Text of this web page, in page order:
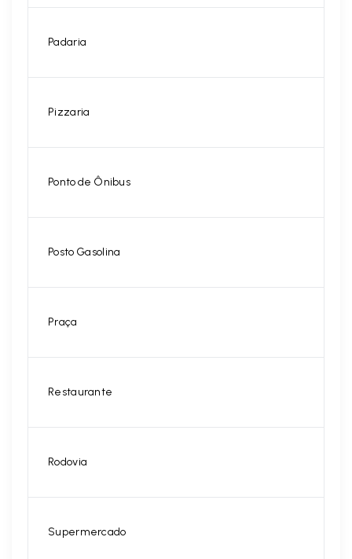
Padaria
Pizzaria
Ponto de Ônibus
Posto Gasolina
Praça
Restaurante
Rodovia
Supermercado